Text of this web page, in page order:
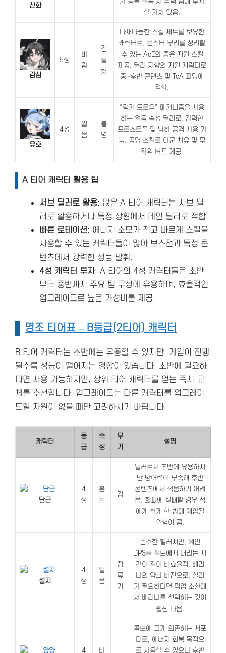
산화
할 가치 있음.
감심
5성
바
람
건
틀
릿
다재다능한 스킬 세트를 보유한
캐릭터로, 몬스터 무리를 정리할
수 있는 AoE와 좋은 지원 스킬
제공. 딜러 지향의 지원 캐릭터로
중~후반 콘텐츠 및 ToA 파밍에
적합.
유호
4성
얼
음
불
명
“럭키 드로우” 메커니즘을 사용
하는 얼음 속성 딜러로, 강력한
프로스트폴 및 낙하 공격 사용 가
능. 공명 스킬로 아군 치유 및 무
작위 버프 제공.
A 티어 캐릭터 활용 팁
서브 딜러로 활용: 많은 A 티어 캐릭터는 서브 딜
러로 활용하거나 특정 상황에서 메인 딜러로 적합.
빠른 로테이션: 에너지 소모가 적고 빠르게 스킬을
사용할 수 있는 캐릭터들이 많아 보스전과 특정 콘
텐츠에서 강력한 성능 발휘.
4성 캐릭터 투자: A 티어의 4성 캐릭터들은 초반
부터 중반까지 주요 팀 구성에 유용하며, 효율적인
업그레이드로 높은 가성비를 제공.
명조 티어표 – B등급(2티어) 캐릭터
B 티어 캐릭터는 초반에는 유용할 수 있지만, 게임이 진행
될수록 성능이 떨어지는 경향이 있습니다. 초반에 필요하
다면 사용 가능하지만, 상위 티어 캐릭터를 얻는 즉시 교
체를 추천합니다. 업그레이드는 다른 캐릭터를 업그레이
드할 자원이 없을 때만 고려하시기 바랍니다.
캐릭터
등
급
속
성
무
기
설명
단근
4
성
혼
돈
검
딜러로서 초반에 유용하지
만 방어력이 부족해 후반
콘텐츠에서 적응하기 어려
움. 회피에 실패할 경우 적
에게 쉽게 한 방에 제압될
위험이 큼.
설지
4
성
얼
음
정
류
기
준수한 힐러지만, 메인
DPS를 필드에서 내리는 시
간이 길어 비효율적. 베리
나의 약화 버전으로, 힐러
가 필요하다면 픽업 소환에
서 베리나를 선택하는 것이
훨씬 나음.
4
바
콤보에 크게 의존하는 서포
터로, 에너지 회복 목적으
로 사용할 수 있으나 후반